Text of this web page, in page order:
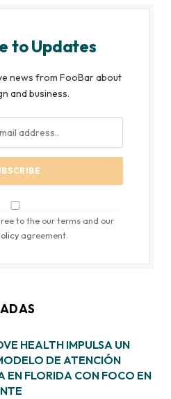
to Updates
news from FooBar about
and business.
to the our terms and our
agreement.
HEALTH IMPULSA UN
DE ATENCIÓN
EN FLORIDA CON FOCO EN